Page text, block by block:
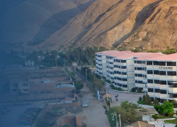
de Salud por